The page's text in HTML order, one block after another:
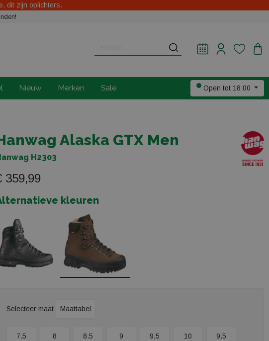
dit zijn oplichters.
Nieuw Merken Sale Open tot 18:00
Alaska GTX Men
H2303
359,99
kleuren
Selecteer maat Maattabel
7.5 8 8.5 9 9,5 10 9.5